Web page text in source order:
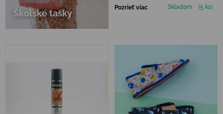
Školské tašky
Pozrieť viac Skladom (5 ks)